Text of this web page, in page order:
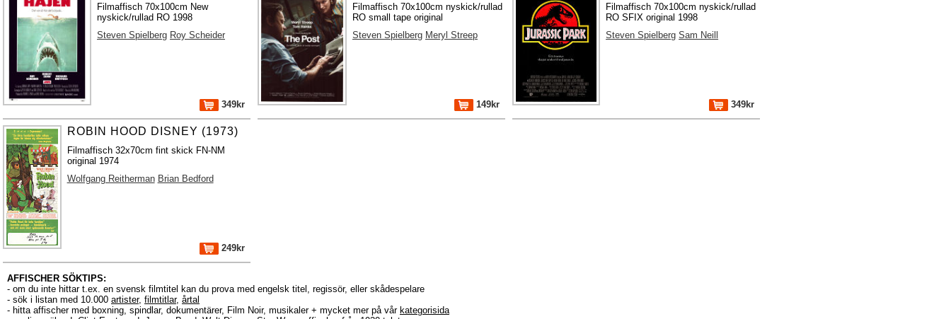
Filmaffisch 70x100cm New
nyskick/rullad RO 1998
Steven Spielberg Roy Scheider
349kr
Filmaffisch 70x100cm nyskick/rullad
RO small tape original
Steven Spielberg Meryl Streep
149kr
Filmaffisch 70x100cm nyskick/rullad
RO SFIX original 1998
Steven Spielberg Sam Neill
349kr
ROBIN HOOD DISNEY (1973)
Filmaffisch 32x70cm fint skick FN-NM
original 1974
Wolfgang Reitherman Brian Bedford
249kr
AFFISCHER SÖKTIPS:
- om du inte hittar t.ex. en svensk filmtitel kan du prova med engelsk titel, regissör, eller skådespelare
- sök i listan med 10.000 artister, filmtitlar, årtal
- hitta affischer med boxning, spindlar, dokumentärer, Film Noir, musikaler + mycket mer på vår kategorisida